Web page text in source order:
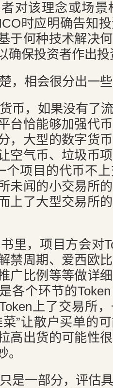
对该理念或场
时应明确告知
于何种技术解决
确保投资者作出
，相会很分出一
币，如果没有了
台恰能够加强代
，大型的数字货
空气币、垃圾币
个项目的代币不
未闻的小交易所
上了大型交易所
里，项目方会对
禁周期、爱西欧
广比例等等做详
各个环节的
上了交易所
”让散户买单的
高出货的可能性
是一部分，评估